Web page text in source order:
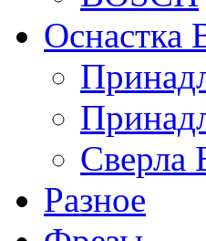
Оснастка
Сверла
Разное